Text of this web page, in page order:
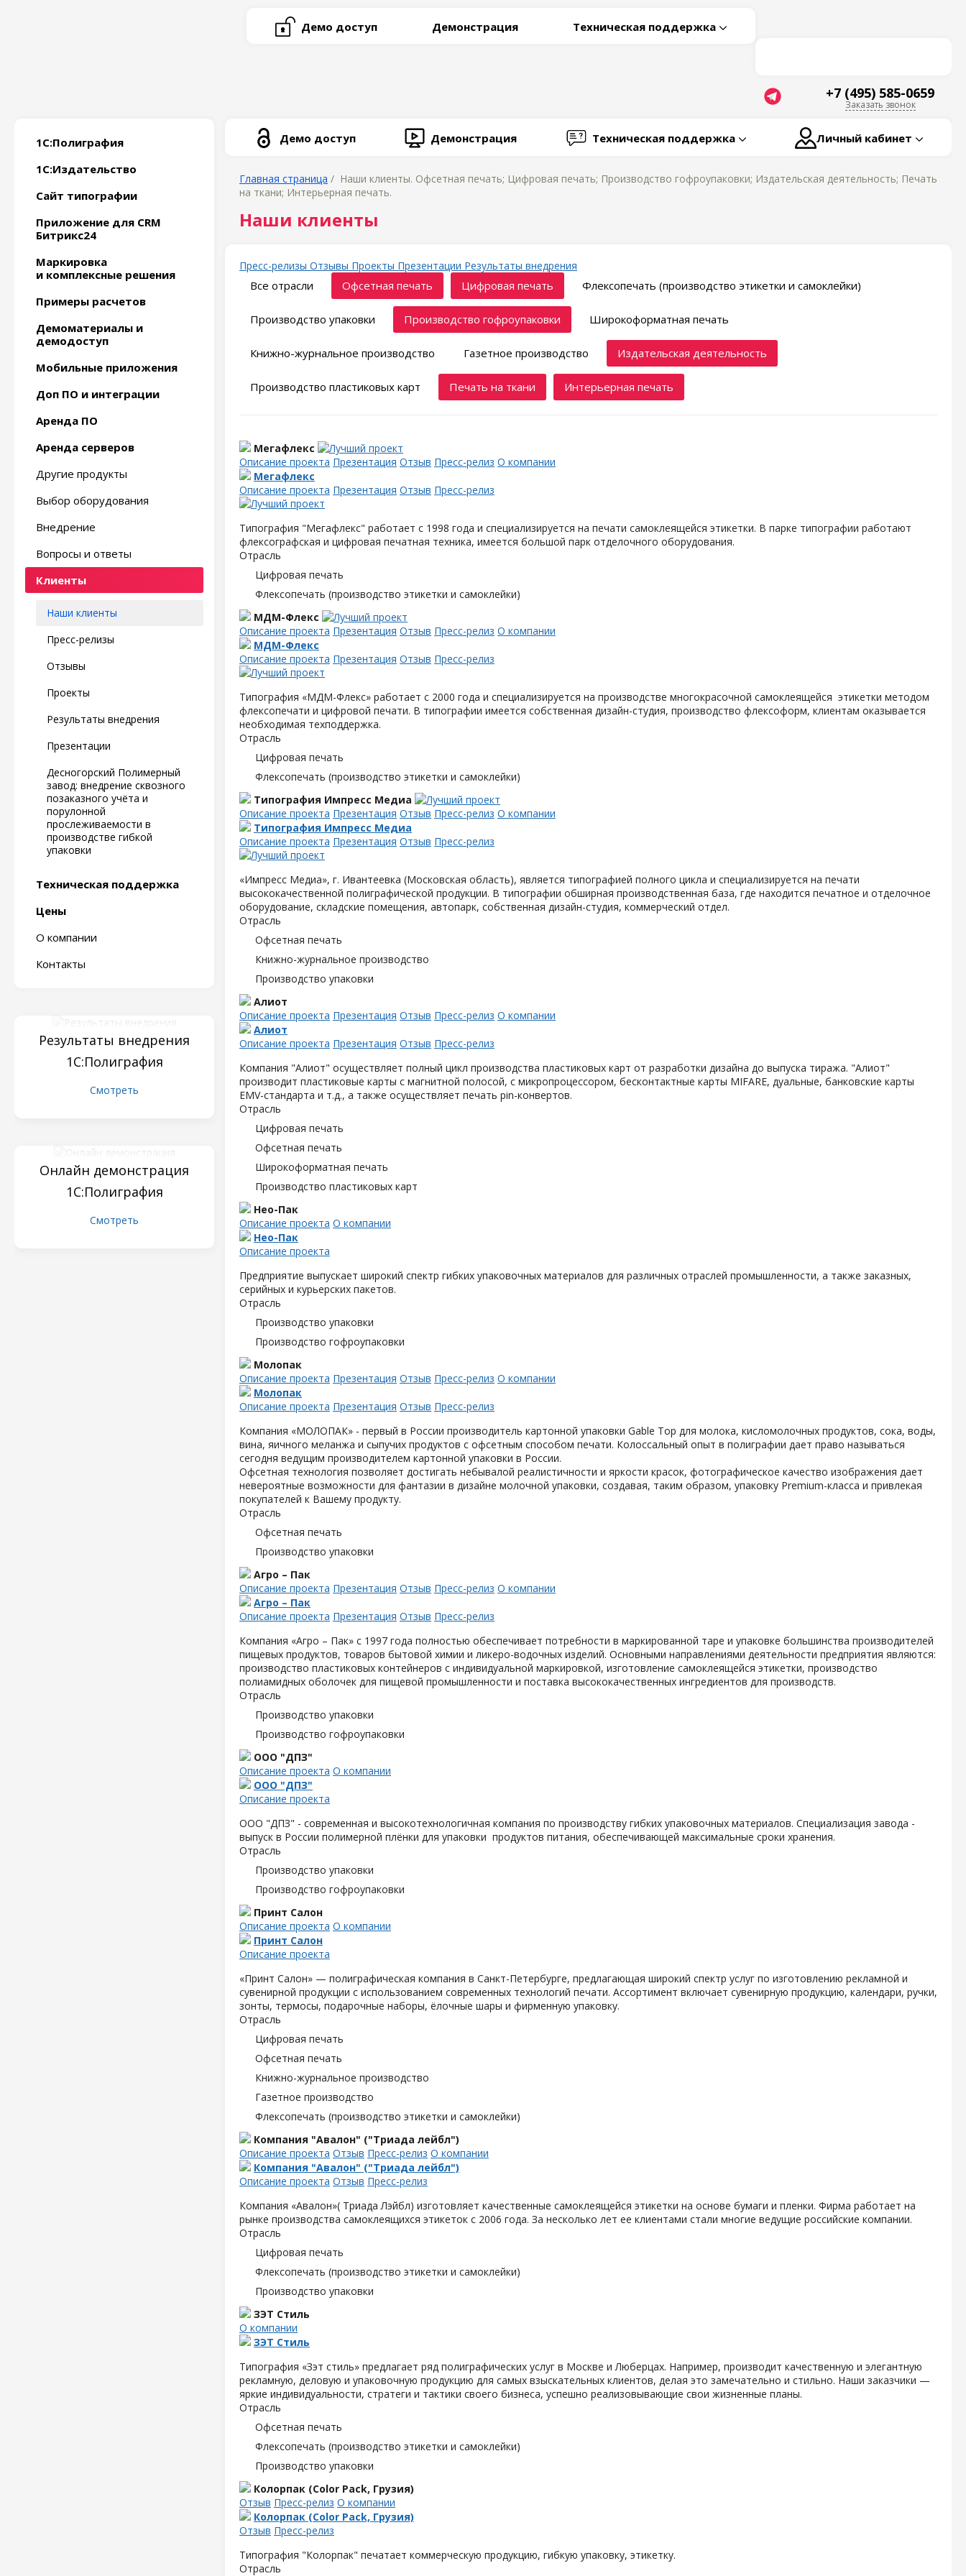
Демо доступ Демонстрация Техническая поддержка
+7 (495) 585-0659
Заказать звонок
1С:Полиграфия
1С:Издательство
Сайт типографии
Приложение для CRM
Битрикс24
Маркировка
и комплексные решения
Примеры расчетов
Демоматериалы и
демодоступ
Мобильные приложения
Доп ПО и интеграции
Аренда ПО
Аренда серверов
Другие продукты
Выбор оборудования
Внедрение
Вопросы и ответы
Клиенты
Наши клиенты
Пресс-релизы
Отзывы
Проекты
Результаты внедрения
Презентации
Десногорский Полимерный
завод: внедрение сквозного
позаказного учёта и
порулонной
прослеживаемости в
производстве гибкой
упаковки
Техническая поддержка
Цены
О компании
Контакты
Результаты внедрения
1С:Полиграфия
Смотреть
Онлайн демонстрация
1С:Полиграфия
Смотреть
Демо доступ Демонстрация Техническая поддержка Личный кабинет
Главная страница / Наши клиенты. Офсетная печать; Цифровая печать; Производство гофроупаковки; Издательская деятельность; Печать
на ткани; Интерьерная печать.
Наши клиенты
Пресс-релизы Отзывы Проекты Презентации Результаты внедрения
Все отрасли Офсетная печать Цифровая печать Флексопечать (производство этикетки и самоклейки)
Производство упаковки Производство гофроупаковки Широкоформатная печать
Книжно-журнальное производство Газетное производство Издательская деятельность
Производство пластиковых карт Печать на ткани Интерьерная печать
Мегафлекс
Описание проекта Презентация Отзыв Пресс-релиз О компании
Мегафлекс
Описание проекта Презентация Отзыв Пресс-релиз
Типография "Мегафлекс" работает с 1998 года и специализируется на печати самоклеящейся этикетки. В парке типографии работают
флексографская и цифровая печатная техника, имеется большой парк отделочного оборудования.
Отрасль
Цифровая печать
Флексопечать (производство этикетки и самоклейки)
МДМ-Флекс
Описание проекта Презентация Отзыв Пресс-релиз О компании
МДМ-Флекс
Описание проекта Презентация Отзыв Пресс-релиз
Типография «МДМ-Флекс» работает с 2000 года и специализируется на производстве многокрасочной самоклеящейся этикетки методом
флексопечати и цифровой печати. В типографии имеется собственная дизайн-студия, производство флексоформ, клиентам оказывается
необходимая техподдержка.
Отрасль
Цифровая печать
Флексопечать (производство этикетки и самоклейки)
Типография Импресс Медиа
Описание проекта Презентация Отзыв Пресс-релиз О компании
Типография Импресс Медиа
Описание проекта Презентация Отзыв Пресс-релиз
«Импресс Медиа», г. Ивантеевка (Московская область), является типографией полного цикла и специализируется на печати
высококачественной полиграфической продукции. В типографии обширная производственная база, где находится печатное и отделочное
оборудование, складские помещения, автопарк, собственная дизайн-студия, коммерческий отдел.
Отрасль
Офсетная печать
Книжно-журнальное производство
Производство упаковки
Алиот
Описание проекта Презентация Отзыв Пресс-релиз О компании
Алиот
Описание проекта Презентация Отзыв Пресс-релиз
Компания "Алиот" осуществляет полный цикл производства пластиковых карт от разработки дизайна до выпуска тиража. "Алиот"
производит пластиковые карты с магнитной полосой, с микропроцессором, бесконтактные карты MIFARE, дуальные, банковские карты
EMV-стандарта и т.д., а также осуществляет печать pin-конвертов.
Отрасль
Цифровая печать
Офсетная печать
Широкоформатная печать
Производство пластиковых карт
Нео-Пак
Описание проекта О компании
Нео-Пак
Описание проекта
Предприятие выпускает широкий спектр гибких упаковочных материалов для различных отраслей промышленности, а также заказных,
серийных и курьерских пакетов.
Отрасль
Производство упаковки
Производство гофроупаковки
Молопак
Описание проекта Презентация Отзыв Пресс-релиз О компании
Молопак
Описание проекта Презентация Отзыв Пресс-релиз
Компания «МОЛОПАК» - первый в России производитель картонной упаковки Gable Top для молока, кисломолочных продуктов, сока, воды,
вина, яичного меланжа и сыпучих продуктов с офсетным способом печати. Колоссальный опыт в полиграфии дает право называться
сегодня ведущим производителем картонной упаковки в России.
Офсетная технология позволяет достигать небывалой реалистичности и яркости красок, фотографическое качество изображения дает
невероятные возможности для фантазии в дизайне молочной упаковки, создавая, таким образом, упаковку Premium-класса и привлекая
покупателей к Вашему продукту.
Отрасль
Офсетная печать
Производство упаковки
Агро – Пак
Описание проекта Презентация Отзыв Пресс-релиз О компании
Агро – Пак
Описание проекта Презентация Отзыв Пресс-релиз
Компания «Агро – Пак» с 1997 года полностью обеспечивает потребности в маркированной таре и упаковке большинства производителей
пищевых продуктов, товаров бытовой химии и ликеро-водочных изделий. Основными направлениями деятельности предприятия являются:
производство пластиковых контейнеров с индивидуальной маркировкой, изготовление самоклеящейся этикетки, производство
полиамидных оболочек для пищевой промышленности и поставка высококачественных ингредиентов для производств.
Отрасль
Производство упаковки
Производство гофроупаковки
ООО "ДПЗ"
Описание проекта О компании
ООО "ДПЗ"
Описание проекта
ООО "ДПЗ" - современная и высокотехнологичная компания по производству гибких упаковочных материалов. Специализация завода -
выпуск в России полимерной плёнки для упаковки продуктов питания, обеспечивающей максимальные сроки хранения.
Отрасль
Производство упаковки
Производство гофроупаковки
Принт Салон
Описание проекта О компании
Принт Салон
Описание проекта
«Принт Салон» — полиграфическая компания в Санкт-Петербурге, предлагающая широкий спектр услуг по изготовлению рекламной и
сувенирной продукции с использованием современных технологий печати. Ассортимент включает сувенирную продукцию, календари, ручки,
зонты, термосы, подарочные наборы, ёлочные шары и фирменную упаковку.
Отрасль
Цифровая печать
Офсетная печать
Книжно-журнальное производство
Газетное производство
Флексопечать (производство этикетки и самоклейки)
Компания "Авалон" ("Триада лейбл")
Описание проекта Отзыв Пресс-релиз О компании
Компания "Авалон" ("Триада лейбл")
Описание проекта Отзыв Пресс-релиз
Компания «Авалон»( Триада Лэйбл) изготовляет качественные самоклеящейся этикетки на основе бумаги и пленки. Фирма работает на
рынке производства самоклеящихся этикеток с 2006 года. За несколько лет ее клиентами стали многие ведущие российские компании.
Отрасль
Цифровая печать
Флексопечать (производство этикетки и самоклейки)
Производство упаковки
ЗЭТ Стиль
О компании
ЗЭТ Стиль
Типография «Зэт cтиль» предлагает ряд полиграфических услуг в Москве и Люберцах. Например, производит качественную и элегантную
рекламную, деловую и упаковочную продукцию для самых взыскательных клиентов, делая это замечательно и стильно. Наши заказчики —
яркие индивидуальности, стратеги и тактики своего бизнеса, успешно реализовывающие свои жизненные планы.
Отрасль
Офсетная печать
Флексопечать (производство этикетки и самоклейки)
Производство упаковки
Колорпак (Color Pack, Грузия)
Отзыв Пресс-релиз О компании
Колорпак (Color Pack, Грузия)
Отзыв Пресс-релиз
Типография "Колорпак" печатает коммерческую продукцию, гибкую упаковку, этикетку.
Отрасль